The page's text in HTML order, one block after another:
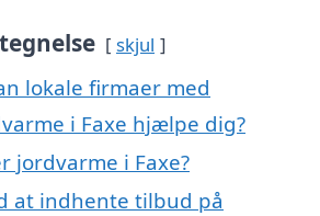
skjul
lokale firmaer med
i Faxe hjælpe dig?
jordvarme i Faxe?
at indhente tilbud på